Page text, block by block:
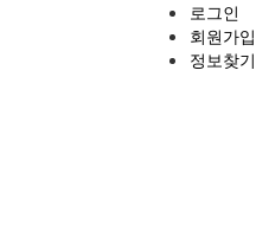
로그인
회원가입
정보찾기